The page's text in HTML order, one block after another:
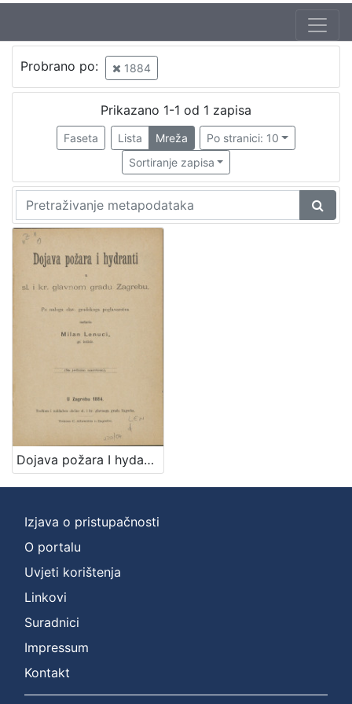
Probrano po: 1884
Prikazano 1-1 od 1 zapisa
Faseta Lista Mreža
Po stranici: 10
Sortiranje zapisa
Dojava požara I hydanti u sl i kr glavnom gradu Zagrebu / po nalogu slav. gradskoga poglavarstva sastavio Milan Lenuci
Izjava o pristupačnosti
O portalu
Uvjeti korištenja
Linkovi
Suradnici
Impressum
Kontakt